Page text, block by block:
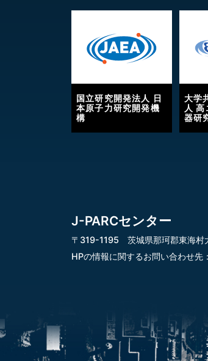
国立研究開発法人 日
本原子力研究開発機
構
大学
人
器研
J-PARCセンター
〒319-1195 茨城県那珂郡東海村
HPの情報に関するお問い合わせ先：